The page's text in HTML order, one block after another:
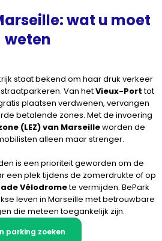
wat u moet
weten
staat bekend om haar druk verkeer
Van hetVieux-Porttot
plaatsen verdwenen, vervangen
betalende zones. Met de invoering
(LEZ) van Marseilleworden de
alleen maar strenger.
is een prioriteit geworden om de
een plek tijdens de zomerdrukte of op
Vélodromete vermijden. BePark
leven in Marseille met betrouwbare
die meteen toegankelijk zijn.
parking zoeken